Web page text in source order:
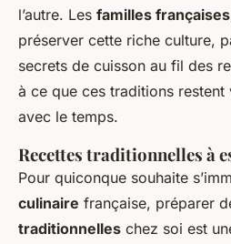
l’autre. Les familles françaises
préserver cette riche culture,
secrets de cuisson au fil des
à ce que ces traditions restent
avec le temps.
Recettes traditionnelles à
Pour quiconque souhaite
culinaire française, préparer
traditionnelles chez soi est